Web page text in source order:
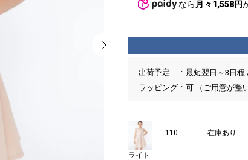
なら 月々1,558円
出荷予定
最短翌日～3日程
ラッピング
可 （ご用意が整
ライト
110 在庫あり